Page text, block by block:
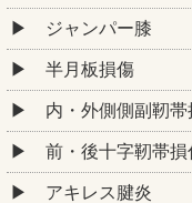
ジャンパー膝
半月板損傷
内・外側側副靭帯
前・後十字靭帯損
アキレス腱炎